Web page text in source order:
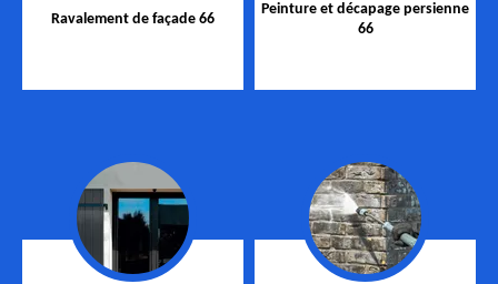
Ravalement de façade 66
Peinture et décapage persienne
66